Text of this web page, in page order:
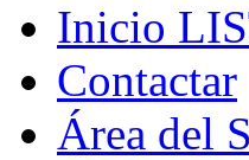
Inicio
Contactar
Área del